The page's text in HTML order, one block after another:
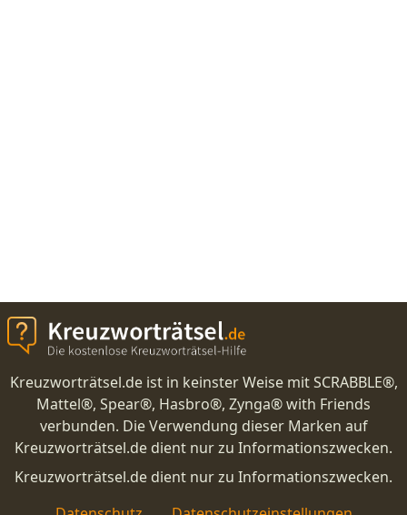
Kreuzworträtsel.de ist in keinster Weise mit SCRABBLE®,
Mattel®, Spear®, Hasbro®, Zynga® with Friends
verbunden. Die Verwendung dieser Marken auf
Kreuzworträtsel.de dient nur zu Informationszwecken.
Kreuzworträtsel.de dient nur zu Informationszwecken.